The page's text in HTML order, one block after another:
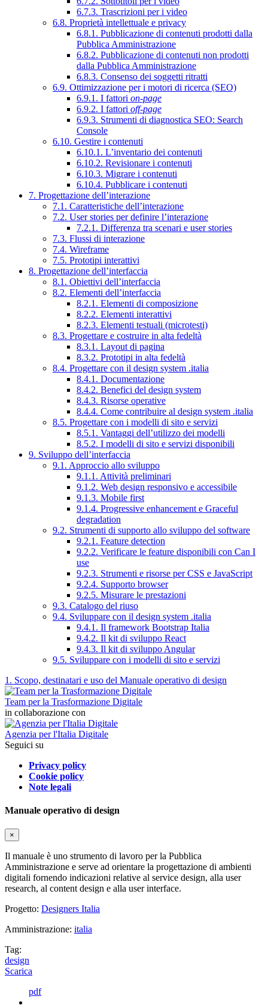
6.7.3. Trascrizioni per i video
6.8. Proprietà intellettuale e privacy
6.8.1. Pubblicazione di contenuti prodotti dalla
Pubblica Amministrazione
6.8.2. Pubblicazione di contenuti non prodotti
dalla Pubblica Amministrazione
6.8.3. Consenso dei soggetti ritratti
6.9. Ottimizzazione per i motori di ricerca (SEO)
6.9.1. I fattori on-page
6.9.2. I fattori off-page
6.9.3. Strumenti di diagnostica SEO: Search
Console
6.10. Gestire i contenuti
6.10.1. L’inventario dei contenuti
6.10.2. Revisionare i contenuti
6.10.3. Migrare i contenuti
6.10.4. Pubblicare i contenuti
7. Progettazione dell’interazione
7.1. Caratteristiche dell’interazione
7.2. User stories per definire l’interazione
7.2.1. Differenza tra scenari e user stories
7.3. Flussi di interazione
7.4. Wireframe
7.5. Prototipi interattivi
8. Progettazione dell’interfaccia
8.1. Obiettivi dell’interfaccia
8.2. Elementi dell’interfaccia
8.2.1. Elementi di composizione
8.2.2. Elementi interattivi
8.2.3. Elementi testuali (microtesti)
8.3. Progettare e costruire in alta fedeltà
8.3.1. Layout di pagina
8.3.2. Prototipi in alta fedeltà
8.4. Progettare con il design system .italia
8.4.1. Documentazione
8.4.2. Benefici del design system
8.4.3. Risorse operative
8.4.4. Come contribuire al design system .italia
8.5. Progettare con i modelli di sito e servizi
8.5.1. Vantaggi dell’utilizzo dei modelli
8.5.2. I modelli di sito e servizi disponibili
9. Sviluppo dell’interfaccia
9.1. Approccio allo sviluppo
9.1.1. Attività preliminari
9.1.2. Web design responsivo e accessibile
9.1.3. Mobile first
9.1.4. Progressive enhancement e Graceful
degradation
9.2. Strumenti di supporto allo sviluppo del software
9.2.1. Feature detection
9.2.2. Verificare le feature disponibili con Can I
use
9.2.3. Strumenti e risorse per CSS e JavaScript
9.2.4. Supporto browser
9.2.5. Misurare le prestazioni
9.3. Catalogo del riuso
9.4. Sviluppare con il design system .italia
9.4.1. Il framework Bootstrap Italia
9.4.2. Il kit di sviluppo React
9.4.3. Il kit di sviluppo Angular
9.5. Sviluppare con i modelli di sito e servizi
1. Scopo, destinatari e uso del Manuale operativo di design
Team per la Trasformazione Digitale
in collaborazione con
Agenzia per l'Italia Digitale
Seguici su
Privacy policy
Cookie policy
Note legali
Manuale operativo di design
×
Il manuale è uno strumento di lavoro per la Pubblica
Amministrazione e serve ad orientare la progettazione di ambienti
digitali fornendo indicazioni relative al service design, alla user
research, al content design e alla user interface.
Progetto: Designers Italia
Amministrazione: italia
Tag:
design
Scarica
pdf